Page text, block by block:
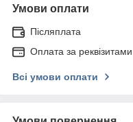
Умови оплати
Післяплата
Оплата за реквізитами
Всі умови оплати